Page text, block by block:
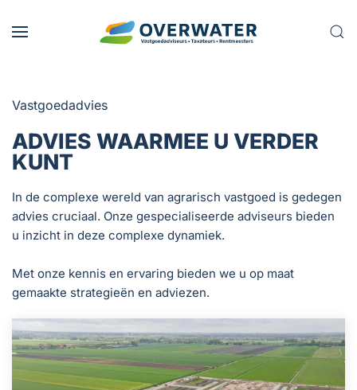
Skip to main content
Vastgoedadvies
ADVIES WAARMEE U VERDER
KUNT
In de complexe wereld van agrarisch vastgoed is gedegen
advies cruciaal. Onze gespecialiseerde adviseurs bieden
u inzicht in deze complexe dynamiek.
Met onze kennis en ervaring bieden we u op maat
gemaakte strategieën en adviezen.